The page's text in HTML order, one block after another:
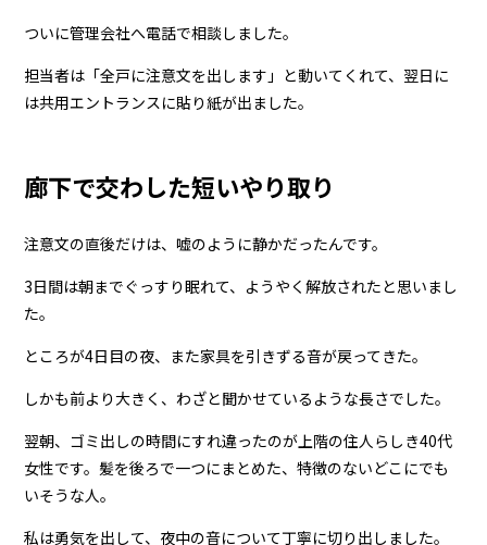
ついに管理会社へ電話で相談しました。
担当者は「全戸に注意文を出します」と動いてくれて、翌日に
は共用エントランスに貼り紙が出ました。
廊下で交わした短いやり取り
注意文の直後だけは、嘘のように静かだったんです。
3日間は朝までぐっすり眠れて、ようやく解放されたと思いまし
た。
ところが4日目の夜、また家具を引きずる音が戻ってきた。
しかも前より大きく、わざと聞かせているような長さでした。
翌朝、ゴミ出しの時間にすれ違ったのが上階の住人らしき40代
女性です。髪を後ろで一つにまとめた、特徴のないどこにでも
いそうな人。
私は勇気を出して、夜中の音について丁寧に切り出しました。